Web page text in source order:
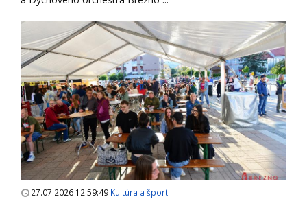
27.07.2026 12:59:49 Kultúra a šport